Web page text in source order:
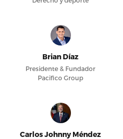
Brian Díaz
Presidente & Fundador
Pacifico Group
Carlos Johnny Méndez